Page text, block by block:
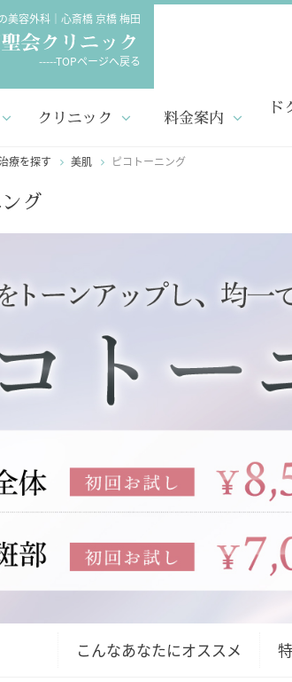
美容外科｜心斎橋 京橋 梅田
-----TOPページへ戻る
クリニック 料金案内
ド
療を探す 美肌 ピコトーニング
グ
こんなあなたにオススメ